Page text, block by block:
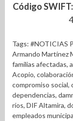
Código SWIFT:
Tags: #NOTICIAS
Armando Martínez
familias afectadas,
Acopio,
compromiso social,
dependencias,
ríos, DIF Altamira,
empleados